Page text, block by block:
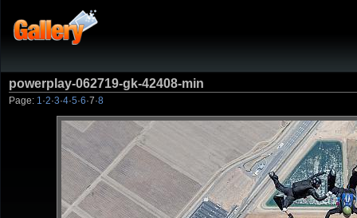
powerplay-062719-gk-42408-min
Page: 1 ·2·3·4·5·6·7·8